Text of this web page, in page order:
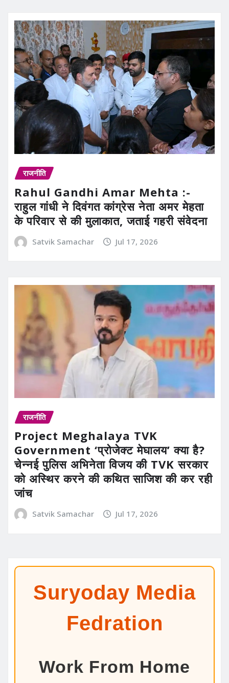
राजनीति
Rahul Gandhi Amar Mehta :-
राहुल गांधी ने दिवंगत कांग्रेस नेता अमर मेहता
के परिवार से की मुलाकात, जताई गहरी संवेदना
Satvik Samachar Jul 17, 2026
राजनीति
Project Meghalaya TVK
Government ‘प्रोजेक्ट मेघालय’ क्या है?
चेन्नई पुलिस अभिनेता विजय की TVK सरकार
को अस्थिर करने की कथित साजिश की कर रही
जांच
Satvik Samachar Jul 17, 2026
Suryoday Media
Fedration
Work From Home